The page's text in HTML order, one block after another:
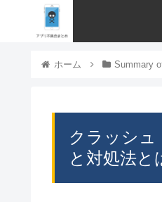
ホーム Summary
クラッシュ
と対処法と